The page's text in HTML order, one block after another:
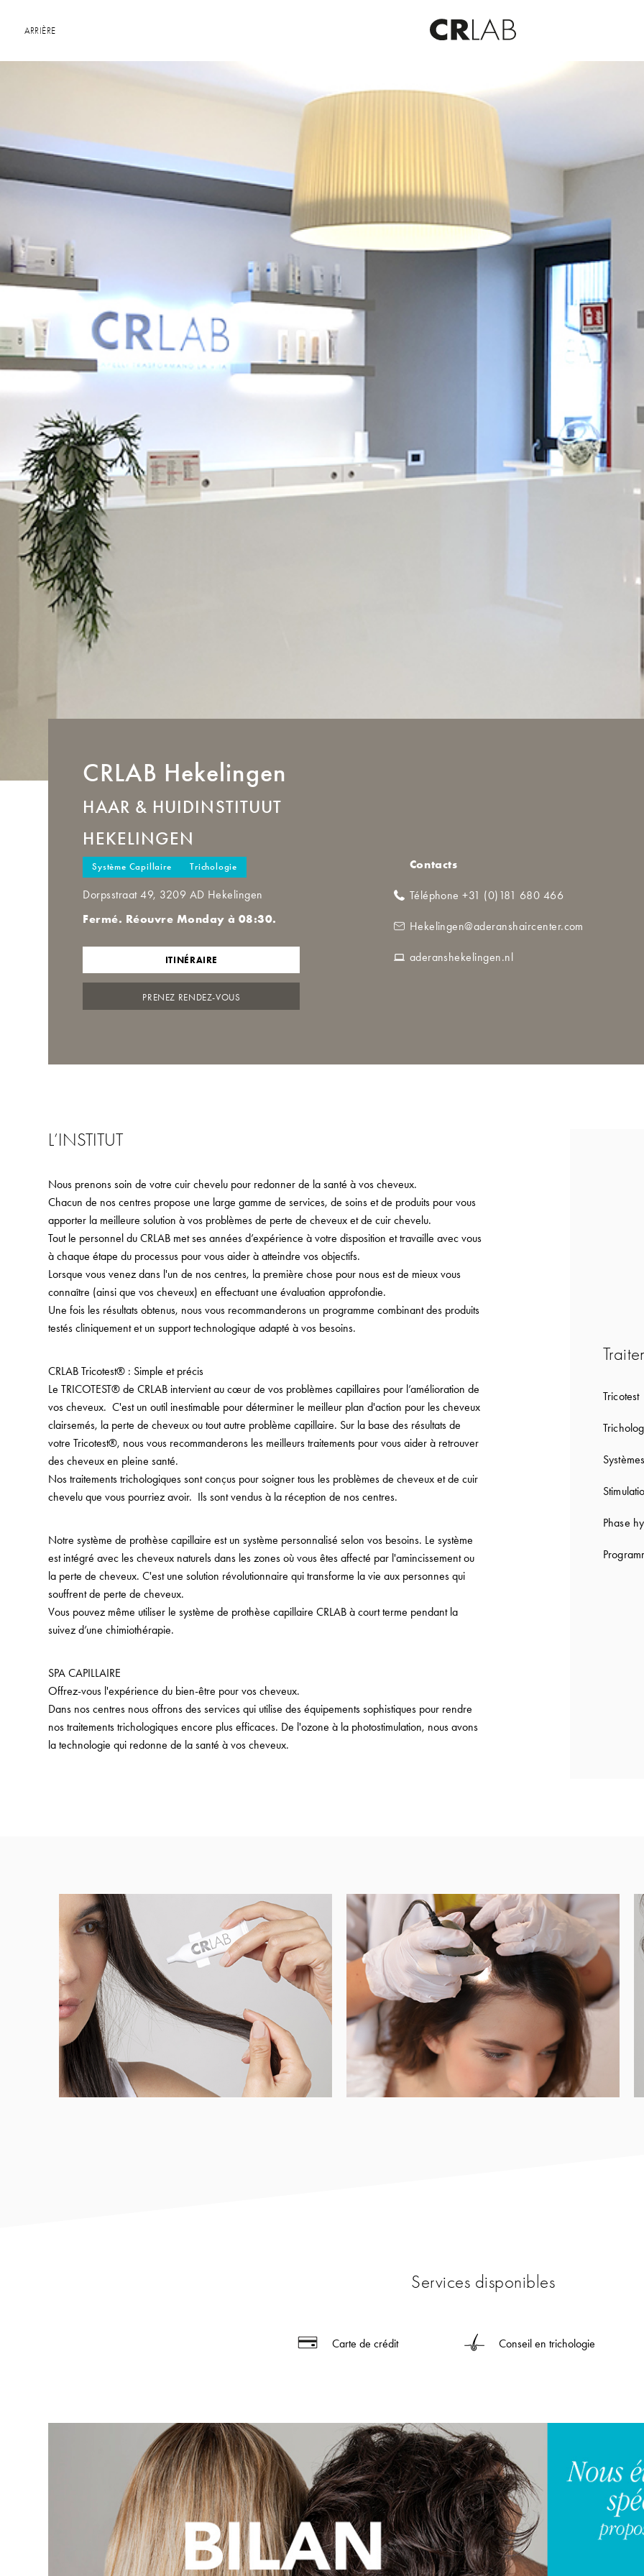
ARRIÈRE
CRLAB Hekelingen
HAAR & HUIDINSTITUUT
HEKELINGEN
Système Capillaire Trichologie
Dorpsstraat 49, 3209 AD Hekelingen
Fermé. Réouvre Monday à 08:30.
ITINÉRAIRE
PRENEZ RENDEZ-VOUS
Contacts
Téléphone +31 (0)181 680 466
Hekelingen@aderanshaircenter.com
aderanshekelingen.nl
L’INSTITUT
Nous prenons soin de votre cuir chevelu pour redonner de la santé à vos cheveux.
Chacun de nos centres propose une large gamme de services, de soins et de produits pour vous
apporter la meilleure solution à vos problèmes de perte de cheveux et de cuir chevelu.
Tout le personnel du CRLAB met ses années d’expérience à votre disposition et travaille avec vous
à chaque étape du processus pour vous aider à atteindre vos objectifs.
Lorsque vous venez dans l'un de nos centres, la première chose pour nous est de mieux vous
connaître (ainsi que vos cheveux) en effectuant une évaluation approfondie.
Une fois les résultats obtenus, nous vous recommanderons un programme combinant des produits
testés cliniquement et un support technologique adapté à vos besoins.
CRLAB Tricotest® : Simple et précis
Le TRICOTEST® de CRLAB intervient au cœur de vos problèmes capillaires pour l’amélioration de
vos cheveux. C'est un outil inestimable pour déterminer le meilleur plan d'action pour les cheveux
clairsemés, la perte de cheveux ou tout autre problème capillaire. Sur la base des résultats de
votre Tricotest®, nous vous recommanderons les meilleurs traitements pour vous aider à retrouver
des cheveux en pleine santé.
Nos traitements trichologiques sont conçus pour soigner tous les problèmes de cheveux et de cuir
chevelu que vous pourriez avoir. Ils sont vendus à la réception de nos centres.
Notre système de prothèse capillaire est un système personnalisé selon vos besoins. Le système
est intégré avec les cheveux naturels dans les zones où vous êtes affecté par l'amincissement ou
la perte de cheveux. C'est une solution révolutionnaire qui transforme la vie aux personnes qui
souffrent de perte de cheveux.
Vous pouvez même utiliser le système de prothèse capillaire CRLAB à court terme pendant la
suivez d’une chimiothérapie.
SPA CAPILLAIRE
Offrez-vous l'expérience du bien-être pour vos cheveux.
Dans nos centres nous offrons des services qui utilise des équipements sophistiques pour rendre
nos traitements trichologiques encore plus efficaces. De l'ozone à la photostimulation, nous avons
la technologie qui redonne de la santé à vos cheveux.
Tricotest
Phase
Services disponibles
Carte de crédit Conseil en trichologie